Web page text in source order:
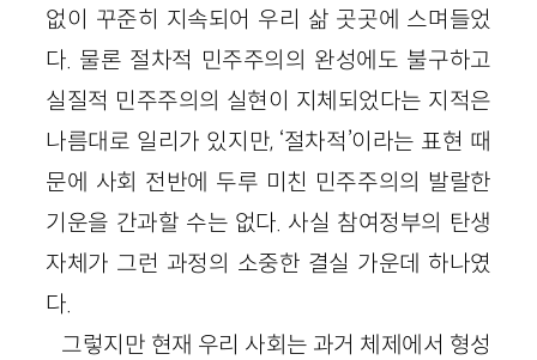
없이 꾸준히 지속되어 우리 삶 곳곳에 스며들었
다. 물론 절차적 민주주의의 완성에도 불구하고
실질적 민주주의의 실현이 지체되었다는 지적은
나름대로 일리가 있지만, ‘절차적’이라는 표현 때
문에 사회 전반에 두루 미친 민주주의의 발랄한
기운을 간과할 수는 없다. 사실 참여정부의 탄생
자체가 그런 과정의 소중한 결실 가운데 하나였
다.
그렇지만 현재 우리 사회는 과거 체제에서 형성